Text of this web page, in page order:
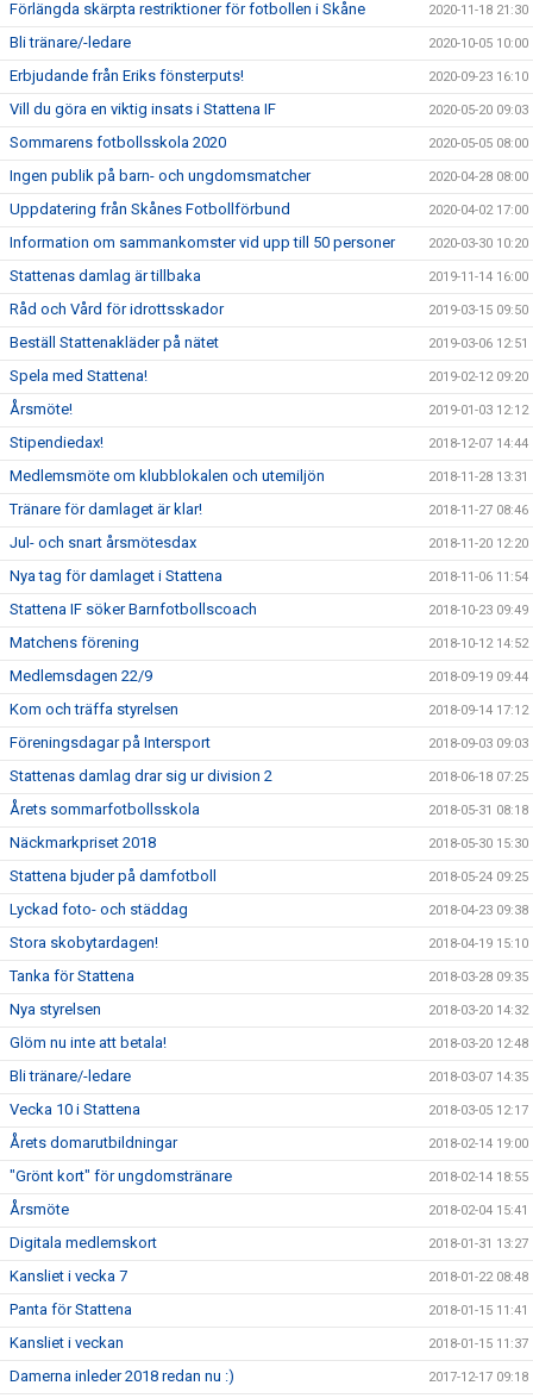
Förlängda skärpta restriktioner för fotbollen i Skåne 2020-11-18 21:30
Bli tränare/-ledare 2020-10-05 10:00
Erbjudande från Eriks fönsterputs! 2020-09-23 16:10
Vill du göra en viktig insats i Stattena IF 2020-05-20 09:03
Sommarens fotbollsskola 2020 2020-05-05 08:00
Ingen publik på barn- och ungdomsmatcher 2020-04-28 08:00
Uppdatering från Skånes Fotbollförbund 2020-04-02 17:00
Information om sammankomster vid upp till 50 personer 2020-03-30 10:20
Stattenas damlag är tillbaka 2019-11-14 16:00
Råd och Vård för idrottsskador 2019-03-15 09:50
Beställ Stattenakläder på nätet 2019-03-06 12:51
Spela med Stattena! 2019-02-12 09:20
Årsmöte! 2019-01-03 12:12
Stipendiedax! 2018-12-07 14:44
Medlemsmöte om klubblokalen och utemiljön 2018-11-28 13:31
Tränare för damlaget är klar! 2018-11-27 08:46
Jul- och snart årsmötesdax 2018-11-20 12:20
Nya tag för damlaget i Stattena 2018-11-06 11:54
Stattena IF söker Barnfotbollscoach 2018-10-23 09:49
Matchens förening 2018-10-12 14:52
Medlemsdagen 22/9 2018-09-19 09:44
Kom och träffa styrelsen 2018-09-14 17:12
Föreningsdagar på Intersport 2018-09-03 09:03
Stattenas damlag drar sig ur division 2 2018-06-18 07:25
Årets sommarfotbollsskola 2018-05-31 08:18
Näckmarkpriset 2018 2018-05-30 15:30
Stattena bjuder på damfotboll 2018-05-24 09:25
Lyckad foto- och städdag 2018-04-23 09:38
Stora skobytardagen! 2018-04-19 15:10
Tanka för Stattena 2018-03-28 09:35
Nya styrelsen 2018-03-20 14:32
Glöm nu inte att betala! 2018-03-20 12:48
Bli tränare/-ledare 2018-03-07 14:35
Vecka 10 i Stattena 2018-03-05 12:17
Årets domarutbildningar 2018-02-14 19:00
"Grönt kort" för ungdomstränare 2018-02-14 18:55
Årsmöte 2018-02-04 15:41
Digitala medlemskort 2018-01-31 13:27
Kansliet i vecka 7 2018-01-22 08:48
Panta för Stattena 2018-01-15 11:41
Kansliet i veckan 2018-01-15 11:37
Damerna inleder 2018 redan nu :) 2017-12-17 09:18